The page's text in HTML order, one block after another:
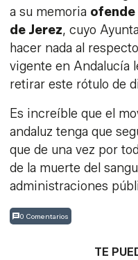
a su memoria ofende
de Jerez, cuyo
hacer nada al
vigente en Andalucía
retirar este rótulo de
Es increíble que el
andaluz tenga que
que de una vez por
de la muerte del
administraciones
0 Comentarios
TE